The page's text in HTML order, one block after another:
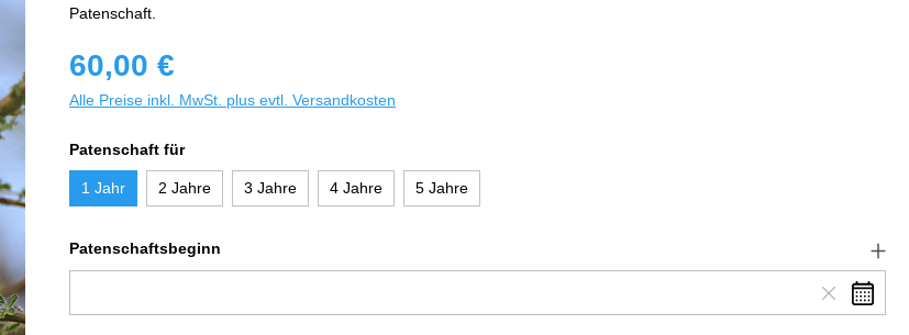
Patenschaft.
60,00 €
Alle Preise inkl. MwSt. plus evtl. Versandkosten
Patenschaft für
1 Jahr 2 Jahre 3 Jahre 4 Jahre 5 Jahre
Patenschaftsbeginn